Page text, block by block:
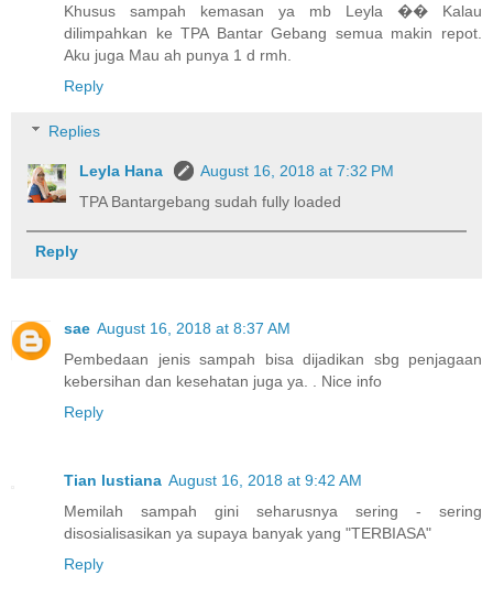
Khusus sampah kemasan ya mb Leyla �� Kalau
dilimpahkan ke TPA Bantar Gebang semua makin repot.
Aku juga Mau ah punya 1 d rmh.
Reply
Replies
Leyla Hana
August 16, 2018 at 7:32 PM
TPA Bantargebang sudah fully loaded
Reply
sae August 16, 2018 at 8:37 AM
Pembedaan jenis sampah bisa dijadikan sbg penjagaan
kebersihan dan kesehatan juga ya. . Nice info
Reply
Tian lustiana August 16, 2018 at 9:42 AM
Memilah sampah gini seharusnya sering - sering
disosialisasikan ya supaya banyak yang "TERBIASA"
Reply